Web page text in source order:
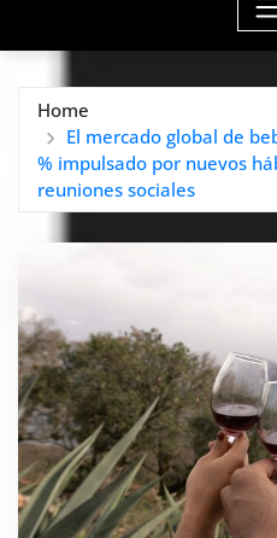
Home
El mercado global de
% impulsado por nuevos
reuniones sociales